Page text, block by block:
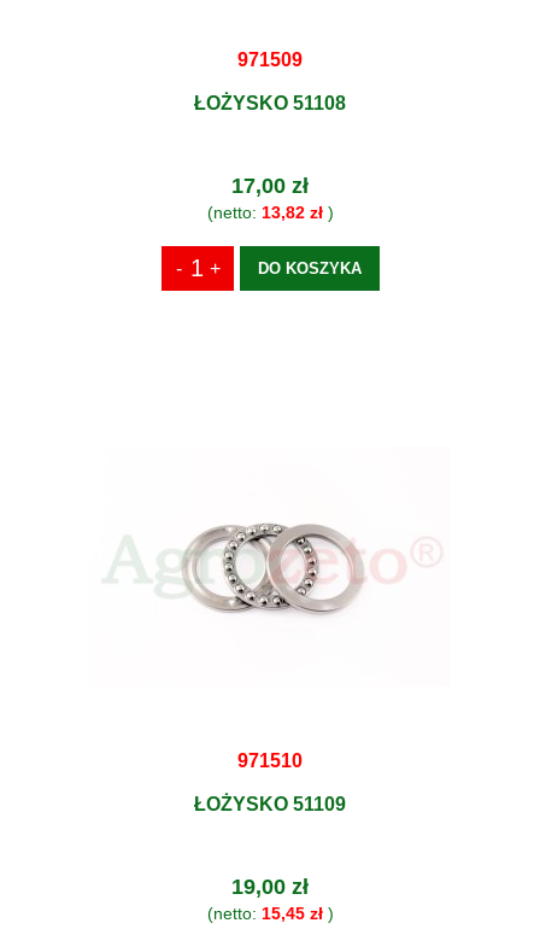
971509
ŁOŻYSKO 51108
17,00 zł
(netto: 13,82 zł)
DO KOSZYKA
971510
ŁOŻYSKO 51109
19,00 zł
(netto: 15,45 zł)